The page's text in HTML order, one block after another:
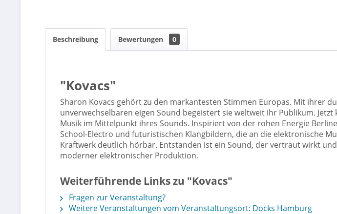
Beschreibung Bewertungen 0
"Kovacs"
Sharon Kovacs gehört zu den markantesten Stimmen Europas. Mit ihrer
unverwechselbaren eigen Sound begeistert sie weltweit ihr Publikum.
Musik im Mittelpunkt ihres Sounds. Inspiriert von der rohen Energie
School-Electro und futuristischen Klangbildern, die an die elektronische
Kraftwerk deutlich hörbar. Entstanden ist ein Sound, der vertraut wirkt
moderner elektronischer Produktion.
Weiterführende Links zu "Kovacs"
Fragen zur Veranstaltung?
Weitere Veranstaltungen vom Veranstaltungsort: Docks Hamburg